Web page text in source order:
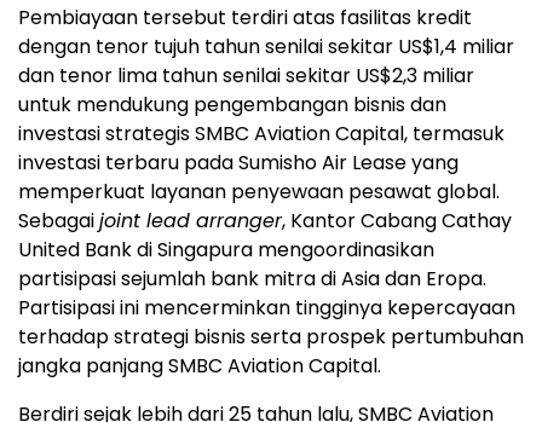
Pembiayaan tersebut terdiri atas fasilitas kredit
dengan tenor tujuh tahun senilai sekitar US$1,4 miliar
dan tenor lima tahun senilai sekitar US$2,3 miliar
untuk mendukung pengembangan bisnis dan
investasi strategis SMBC Aviation Capital, termasuk
investasi terbaru pada Sumisho Air Lease yang
memperkuat layanan penyewaan pesawat global.
Sebagaijoint lead arranger, Kantor Cabang Cathay
United Bank di Singapura mengoordinasikan
partisipasi sejumlah bank mitra di Asia dan Eropa.
Partisipasi ini mencerminkan tingginya kepercayaan
terhadap strategi bisnis serta prospek pertumbuhan
jangka panjang SMBC Aviation Capital.
Berdiri sejak lebih dari 25 tahun lalu, SMBC Aviation